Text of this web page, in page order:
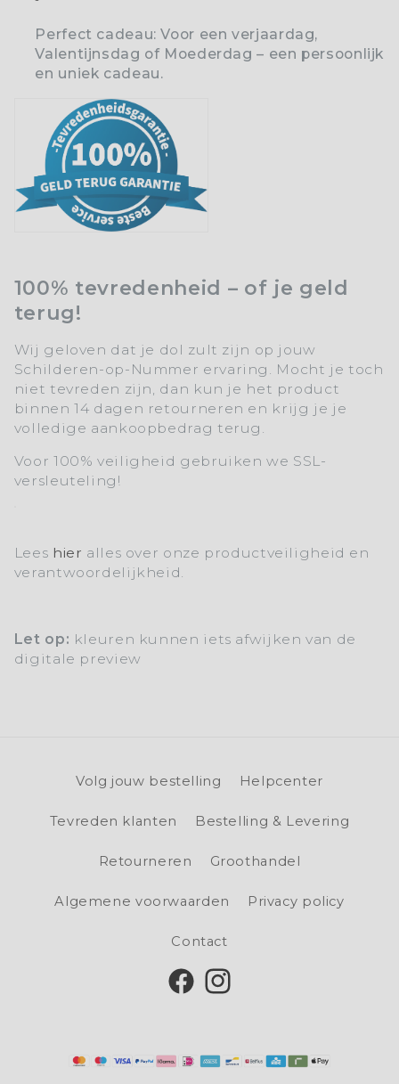
Perfect cadeau:Voor een verjaardag,
Valentijnsdag of Moederdag – een persoonlijk
en uniek cadeau.
100% tevredenheid – of je geld
terug!
Wij geloven dat je dol zult zijn op jouw
Schilderen-op-Nummer ervaring. Mocht je toch
niet tevreden zijn, dan kun je het product
binnen 14 dagen retourneren en krijg je je
volledige aankoopbedrag terug.
Voor 100% veiligheid gebruiken we SSL-
versleuteling!
Lees hier alles over onze productveiligheid en
verantwoordelijkheid.
Let op: kleuren kunnen iets afwijken van de
digitale preview
Volg jouw bestelling Helpcenter
Tevreden klanten Bestelling & Levering
Retourneren Groothandel
Algemene voorwaarden Privacy policy
Contact
FacebookInstagram